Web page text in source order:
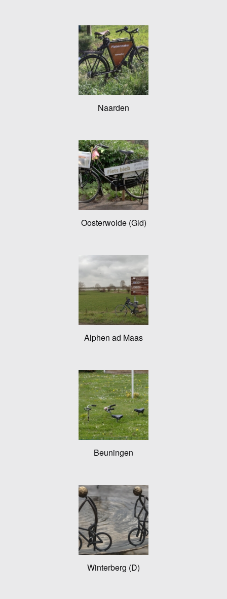
Naarden
Oosterwolde (Gld)
Alphen ad Maas
Beuningen
Winterberg (D)